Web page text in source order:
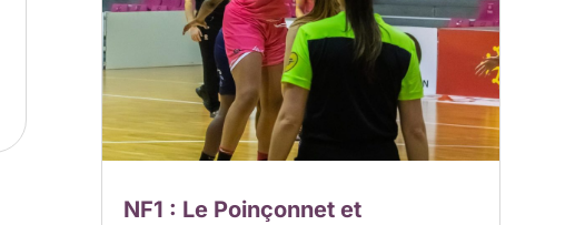
NF1 : Le Poinçonnet et